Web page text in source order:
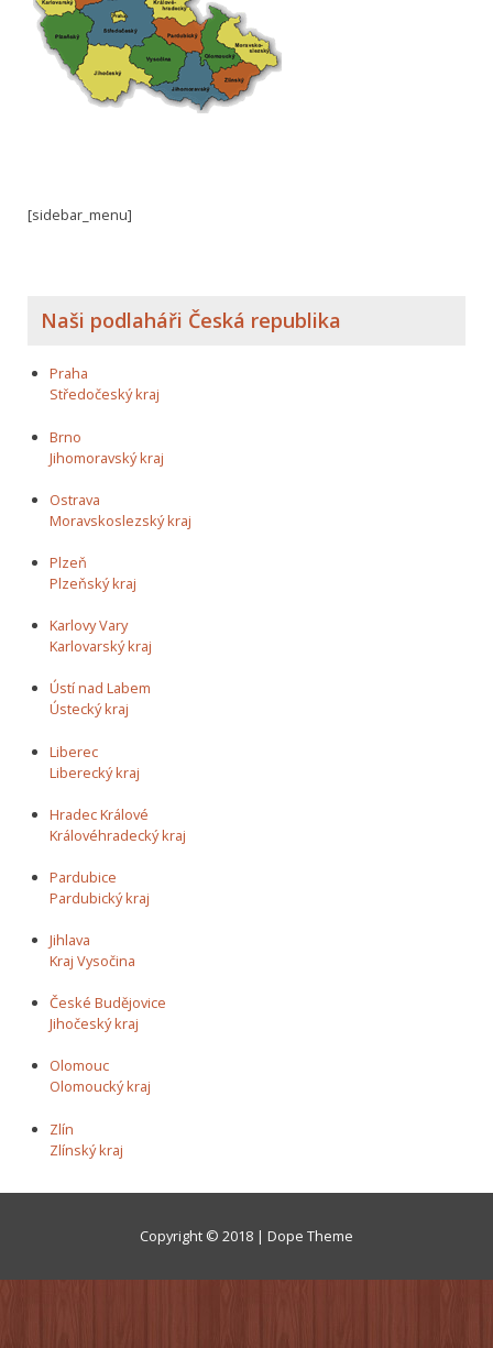
[sidebar_menu]
Naši podlaháři Česká republika
Praha
Středočeský kraj
Brno
Jihomoravský kraj
Ostrava
Moravskoslezský kraj
Plzeň
Plzeňský kraj
Karlovy Vary
Karlovarský kraj
Ústí nad Labem
Ústecký kraj
Liberec
Liberecký kraj
Hradec Králové
Královéhradecký kraj
Pardubice
Pardubický kraj
Jihlava
Kraj Vysočina
České Budějovice
Jihočeský kraj
Olomouc
Olomoucký kraj
Zlín
Zlínský kraj
Copyright © 2018 | Dope Theme